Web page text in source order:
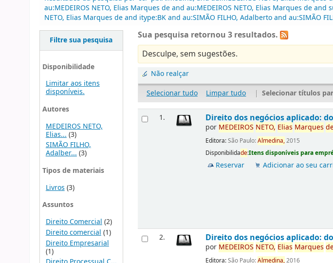
au:MEDEIROS NETO, Elias Marques de and au:MEDEIROS NETO, Elias Marques de
NETO, Elias Marques de and itype:BK and au:SIMÃO FILHO, Adalberto and au:SIMÃO
Filtre sua pesquisa
Disponibilidade
Limitar aos itens
disponíveis.
Autores
MEDEIROS NETO,
Elias... (3)
SIMÃO FILHO,
Adalber...(3)
Tipos de materiais
Livros (3)
Assuntos
Direito Comercial (2)
Direito comercial (1)
Direito Empresarial
(1)
Sua pesquisa retornou 3 resultados.
Desculpe, sem sugestões.
Não realçar
Selecionar tudo
Limpar tudo | Selecionar títulos
1. Direito dos negócios aplicado:
por MEDEIROS NETO, Elias Marques
Editora:São Paulo:Almedina,2015
Disponibilidade:Itens disponíveis para
Reservar Adicionar ao seu
2. Direito dos negócios aplicado:
por MEDEIROS NETO, Elias Marques
Editora:São Paulo:Almedina,2016